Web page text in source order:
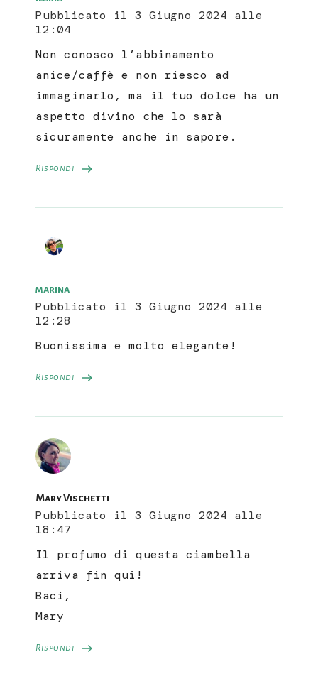
Pubblicato il 3 Giugno 2024 alle
12:04
Rispondi
Non conosco l’abbinamento
anice/caffè e non riesco ad
immaginarlo, ma il tuo dolce ha un
aspetto divino che lo sarà
sicuramente anche in sapore.
marina
Pubblicato il 3 Giugno 2024 alle
12:28
Rispondi
Buonissima e molto elegante!
Mary Vischetti
Pubblicato il 3 Giugno 2024 alle
18:47
Rispondi
Il profumo di questa ciambella
arriva fin qui!
Baci,
Mary